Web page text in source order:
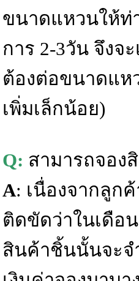
ขนาดแหวนให้ท่
การ 2-3วัน จึงจ
ต้องต่อขนาดแห
เพิ่มเล็กน้อย)
Q: สามารถจอง
A: เนื่องจากลูก
ติดขัดว่าในเดือ
สินค้าชิ้นนั้นจะจ